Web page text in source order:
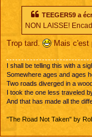
TEEGER59 a
NON LAISSE!
Trop tard. Mais c'est
I shall be telling this with a
Somewhere ages and ages
Two roads diverged in a
I took the one less traveled
And that has made all the
"The Road Not Taken" by